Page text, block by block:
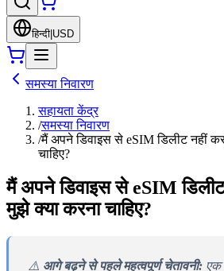
हिन्दी USD
समस्या निवारण
सहायता केंद्र
/समस्या निवारण
/मैं अपने डिवाइस से eSIM डिलीट नहीं
चाहिए?
मैं अपने डिवाइस से eSIM डिलीट
मुझे क्या करना चाहिए?
⚠️ आगे बढ़ने से पहले महत्वपूर्ण चेतावनी: एक